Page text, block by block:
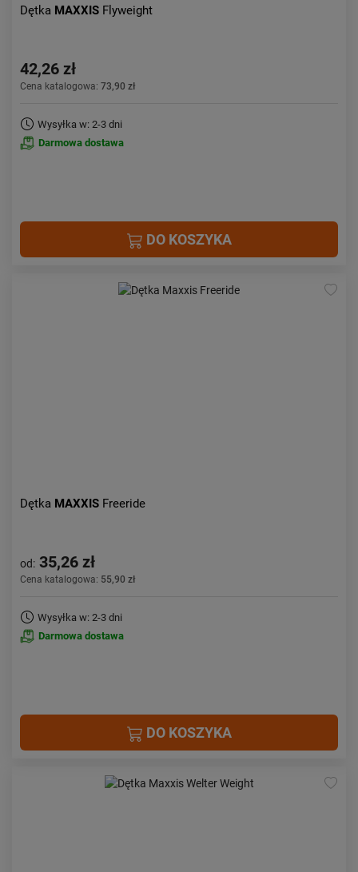
Dętka MAXXIS Flyweight
42,26 zł
Cena katalogowa: 73,90 zł
Wysyłka w: 2-3 dni
Darmowa dostawa
DO KOSZYKA
Dętka MAXXIS Freeride
od: 35,26 zł
Cena katalogowa: 55,90 zł
Wysyłka w: 2-3 dni
Darmowa dostawa
DO KOSZYKA